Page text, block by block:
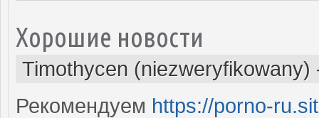
Хорошие новости
Timothycen (niezweryfikowany)
Рекомендуем https://porno-